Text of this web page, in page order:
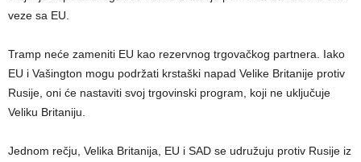
veze sa EU.
Tramp neće zameniti EU kao rezervnog trgovačkog partnera. Iako
EU i Vašington mogu podržati krstaški napad Velike Britanije protiv
Rusije, oni će nastaviti svoj trgovinski program, koji ne uključuje
Veliku Britaniju.
Jednom rečju, Velika Britanija, EU i SAD se udružuju protiv Rusije iz